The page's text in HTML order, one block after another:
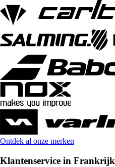
Ontdek al onze merken
Klantenservice in Frankrijk